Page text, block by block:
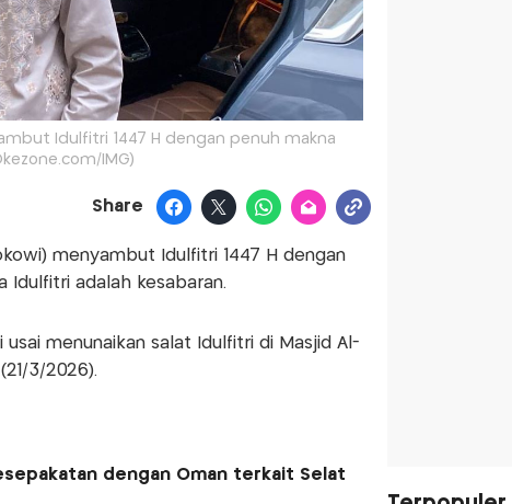
Idulfitri 1447 H dengan penuh makna
IMG)
Share
menyambut Idulfitri 1447 H dengan
Idulfitri adalah kesabaran.
usai menunaikan salat Idulfitri di Masjid Al-
3/2026).
dengan Oman terkait Selat